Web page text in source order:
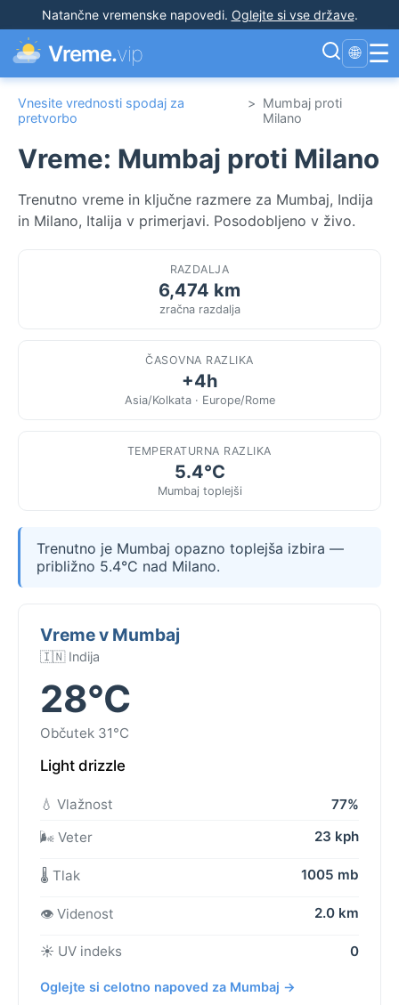
Natančne vremenske napovedi. Oglejte si vse države.
Vreme.vip 🌐 ☰
Vnesite vrednosti spodaj za
pretvorbo
> Mumbaj proti
Milano
Vreme: Mumbaj proti Milano
Trenutno vreme in ključne razmere za Mumbaj, Indija
in Milano, Italija v primerjavi. Posodobljeno v živo.
RAZDALJA
6,474 km
zračna razdalja
ČASOVNA RAZLIKA
+4h
Asia/Kolkata · Europe/Rome
TEMPERATURNA RAZLIKA
5.4°C
Mumbaj toplejši
Trenutno je Mumbaj opazno toplejša izbira —
približno 5.4°C nad Milano.
Vreme v Mumbaj
🇮🇳 Indija
28°C
Občutek 31°C
Light drizzle
💧 Vlažnost
77%
🌬️ Veter
23 kph
🌡️ Tlak 1005 mb
👁️ Videnost 2.0 km
☀️ UV indeks 0
Oglejte si celotno napoved za Mumbaj →